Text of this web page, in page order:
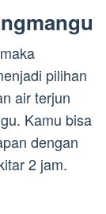
pilihan
air terjun
Kamu bisa
dengan
2 jam.